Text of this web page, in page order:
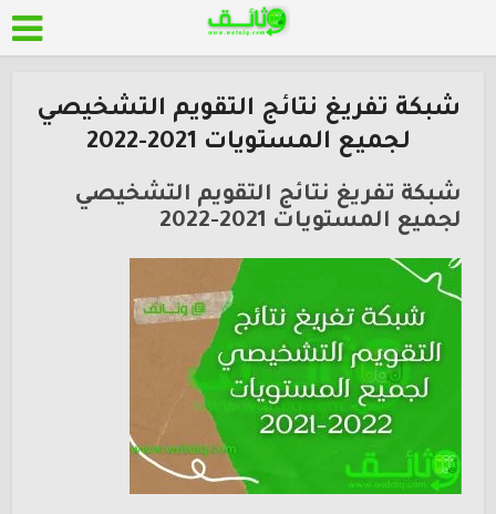
شبكة تفريغ نتائج التقويم التشخيصي
لجميع المستويات 2021-2022
شبكة تفريغ نتائج التقويم التشخيصي
لجميع المستويات 2021-2022